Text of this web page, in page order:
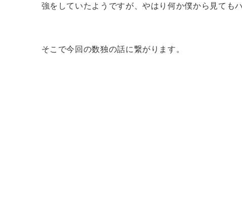
強をしていたようですが、やはり何か僕から見ても
そこで今回の数独の話に繋がります。